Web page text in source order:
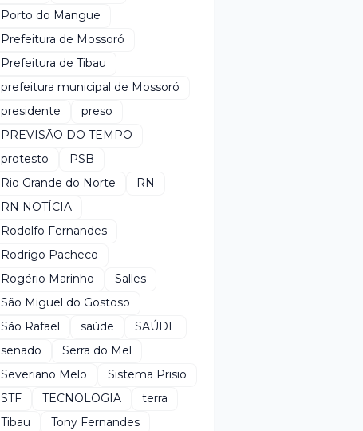
Porto do Mangue
Prefeitura de Mossoró
Prefeitura de Tibau
prefeitura municipal de Mossoró
presidente
preso
PREVISÃO DO TEMPO
protesto
PSB
Rio Grande do Norte
RN
RN NOTÍCIA
Rodolfo Fernandes
Rodrigo Pacheco
Rogério Marinho
Salles
São Miguel do Gostoso
São Rafael
saúde
SAÚDE
senado
Serra do Mel
Severiano Melo
Sistema Prisio
STF
TECNOLOGIA
terra
Tibau
Tony Fernandes